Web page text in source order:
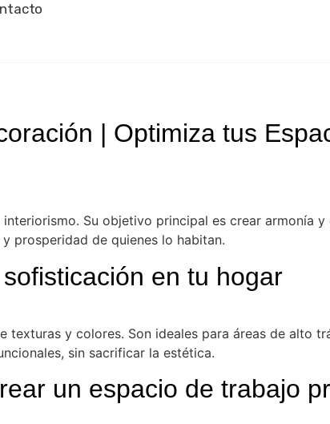
| Optimiza tus
Su objetivo principal es crear armonía
prosperidad de quienes lo habitan.
en tu hogar
y colores. Son ideales para áreas de alto
sin sacrificar la estética.
un espacio de trabajo